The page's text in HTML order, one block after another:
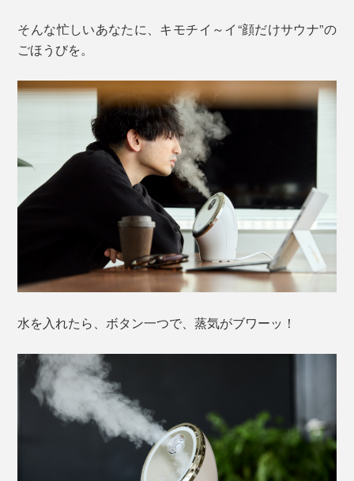
そんな忙しいあなたに、キモチイ～イ“顔だけサウナ”の
ごほうびを。
水を入れたら、ボタン一つで、蒸気がブワーッ！